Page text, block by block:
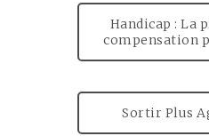
Handicap : La
compensation
Sortir Plus